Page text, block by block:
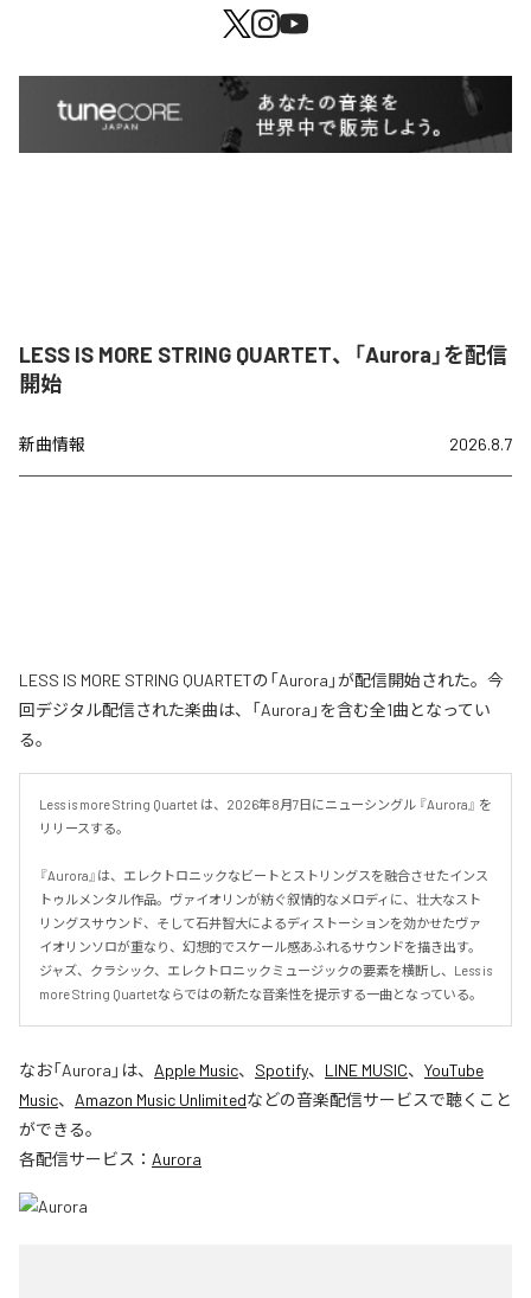
LESS IS MORE STRING QUARTET、「Aurora」を配信
開始
新曲情報 2026.8.7
LESS IS MORE STRING QUARTETの「Aurora」が配信開始された。今
回デジタル配信された楽曲は、「Aurora」を含む全1曲となってい
る。
Less is more String Quartet は、2026年8月7日にニューシングル 『Aurora』 を
リリースする。
『Aurora』は、エレクトロニックなビートとストリングスを融合させたインス
トゥルメンタル作品。ヴァイオリンが紡ぐ叙情的なメロディに、壮大なスト
リングスサウンド、そして石井智大によるディストーションを効かせたヴァ
イオリンソロが重なり、幻想的でスケール感あふれるサウンドを描き出す。
ジャズ、クラシック、エレクトロニックミュージックの要素を横断し、Less is
more String Quartetならではの新たな音楽性を提示する一曲となっている。
なお「Aurora 」は、 Apple Music、 Spotify、 LINE MUSIC、 YouTube
Music、 Amazon Music Unlimitedなどの音楽配信サービスで聴くこと
ができる。
各配信サービス： Aurora